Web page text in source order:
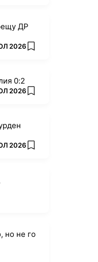
ДР
2026 add favorites
0:2
2026 add favorites
2026 add favorites
но не го